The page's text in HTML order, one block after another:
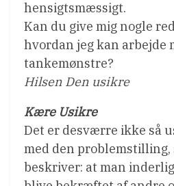
hensigtsmæssigt.
Kan du give mig nogle
hvordan jeg kan arbejde
tankemønstre?
Hilsen Den usikre
Kære Usikre
Det er desværre ikke så
med den problemstilling,
beskriver: at man